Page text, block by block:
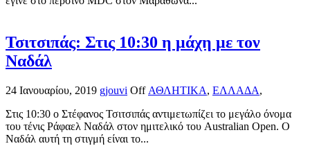
Τσιτσιπάς: Στις 10:30 η μάχη με τον
Ναδάλ
24 Ιανουαρίου, 2019 gjouvi Off ΑΘΛΗΤΙΚΑ, ΕΛΛΑΔΑ,
Στις 10:30 ο Στέφανος Τσιτσιπάς αντιμετωπίζει το μεγάλο όνομα
του τένις Ράφαελ Ναδάλ στον ημιτελικό του Australian Open. Ο
Ναδάλ αυτή τη στιγμή είναι το...